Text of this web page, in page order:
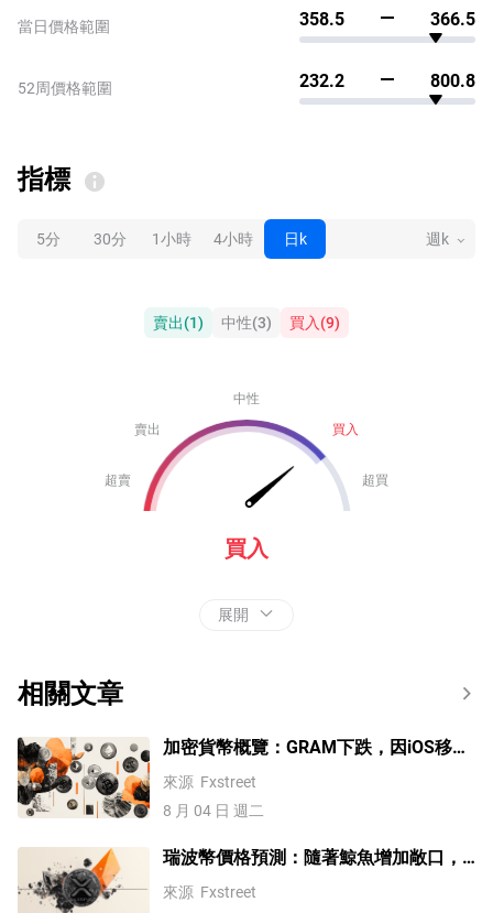
當日價格範圍
52周價格範圍
358.5 366.5
232.2 800.8
指標
5分 30分 1小時 4小時 日k 週k
賣出(1) 中性(3) 買入(9)
中性
賣出
買入
超賣 超買
買入
展開
相關文章
加密貨幣概覽：GRAM下跌，因iOS移除
Telegram，SOL因新催化劑上漲
來源 Fxstreet
8 月 04 日 週二
瑞波幣價格預測：隨著鯨魚增加敞口，
XRP積聚復甦動能
來源 Fxstreet